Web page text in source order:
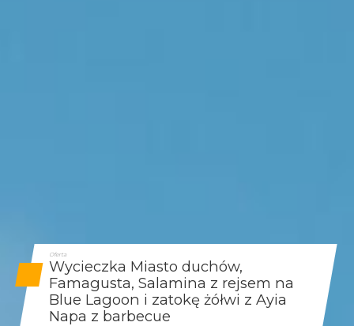
Oferta
Wycieczka Miasto duchów,
Famagusta, Salamina z rejsem na
Blue Lagoon i zatokę żółwi z Ayia
Napa z barbecue